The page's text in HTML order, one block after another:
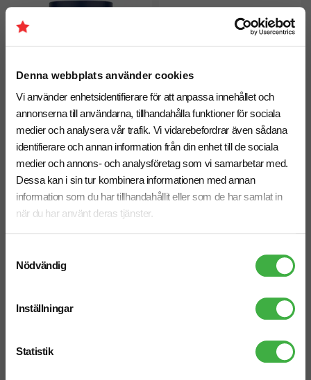
Denna webbplats använder cookies
Vi använder enhetsidentifierare för att anpassa innehållet och
annonserna till användarna, tillhandahålla funktioner för sociala
medier och analysera vår trafik. Vi vidarebefordrar även sådana
identifierare och annan information från din enhet till de sociala
medier och annons- och analysföretag som vi samarbetar med.
Dessa kan i sin tur kombinera informationen med annan
information som du har tillhandahållit eller som de har samlat in
när du har använt deras tjänster.
Nödvändig
Inställningar
Statistik
Glasmugg Ukiyo 360 ml